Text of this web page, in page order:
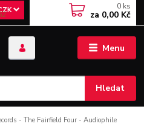
Menu
Hledat
0 ks
za 0,00 Kč
- The Fairfield Four - Audiophile